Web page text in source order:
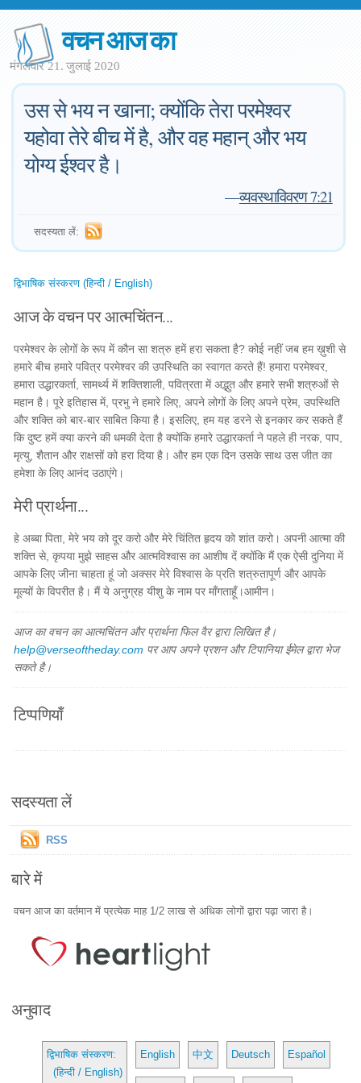
वचन आज का
मंगलवार 21. जुलाई 2020
उस से भय न खाना; क्योंकि तेरा परमेश्वर
यहोवा तेरे बीच में है, और वह महान् और भय
योग्य ईश्वर है।
—व्यवस्थाविवरण 7:21
सदस्यता लें:
द्विभाषिक संस्करण (हिन्दी / English)
आज के वचन पर आत्मचिंतन...
परमेश्वर के लोगों के रूप में कौन सा शत्रु हमें हरा सकता है? कोई नहीं जब हम ख़ुशी से
हमारे बीच हमारे पवित्र परमेश्वर की उपस्थिति का स्वागत करते हैं! हमारा परमेश्वर,
हमारा उद्धारकर्ता, सामर्थ्य में शक्तिशाली, पवित्रता में अद्भुत और हमारे सभी शत्रुओं से
महान है। पूरे इतिहास में, प्रभु ने हमारे लिए, अपने लोगों के लिए अपने प्रेम, उपस्थिति
और शक्ति को बार-बार साबित किया है। इसलिए, हम यह डरने से इनकार कर सकते हैं
कि दुष्ट हमें क्या करने की धमकी देता है क्योंकि हमारे उद्धारकर्ता ने पहले ही नरक, पाप,
मृत्यु, शैतान और राक्षसों को हरा दिया है। और हम एक दिन उसके साथ उस जीत का
हमेशा के लिए आनंद उठाएंगे।
मेरी प्रार्थना...
हे अब्बा पिता, मेरे भय को दूर करो और मेरे चिंतित हृदय को शांत करो। अपनी आत्मा की
शक्ति से, कृपया मुझे साहस और आत्मविश्वास का आशीष दें क्योंकि मैं एक ऐसी दुनिया में
आपके लिए जीना चाहता हूं जो अक्सर मेरे विश्वास के प्रति शत्रुतापूर्ण और आपके
मूल्यों के विपरीत है। मैं ये अनुग्रह यीशु के नाम पर माँगताहूँ।आमीन।
आज का वचन का आत्मचिंतन और प्रार्थना फिल वैर द्वारा लिखित है।
help@verseoftheday.com पर आप अपने प्रशन और टिपानिया ईमेल द्वारा भेज
सकते है।
टिप्पणियाँ
सदस्यता लें
RSS
बारे में
वचन आज का वर्तमान में प्रत्येक माह 1/2 लाख से अधिक लोगों द्वारा पढ़ा जारा है।
अनुवाद
द्विभाषिक संस्करण:
(हिन्दी / English)
English 中文 Deutsch Español